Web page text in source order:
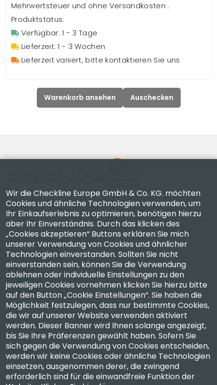
Mehrwertsteuer und ohne Versandkosten .
Produktstatus:
Verfügbar: 1 - 3 Tage
Lieferzeit: 1 - 3 Wochen
Lieferzeit variiert, bitte kontaktieren Sie uns
Warenkorb ansehen Auschecken
Checkline Europe GmbH & Co. KG. — Spezialisten für
Lieferung, Kalibrierung, Zertifizierung und Reparatur
hochpräziser Messgeräte.
Unternehmen
Konto
Kontakt
Wir die Checkline Europe GmbH & Co. KG. möchten
Cookies und ähnliche Technologien verwenden, um
Ihr Einkaufserlebnis zu optimieren, benötigen hierzu
aber Ihr Einverständnis. Durch das klicken des
„Cookies akzeptieren“ Buttons erklären Sie mich
unserer Verwendung von Cookies und ähnlicher
Technologien einverstanden. Sollten Sie nicht
einverstanden sein, können Sie die Verwendung
ablehnen oder individuelle Einstellungen zu den
jeweiligen Cookies vornehmen klicken Sie hierzu bitte
auf den Button „Cookie Einstellungen“. Sie haben die
Möglichkeit festzulegen, dass nur bestimmte Cookies,
die wir auf unserer Website verwenden aktiviert
werden. Dieser Banner wird Ihnen solange angezeigt,
bis Sie Ihre Präferenzen gewählt haben. Sofern Sie
sich gegen die Verwendung von Cookies entscheiden,
werden wir keine Cookies oder ähnliche Technologien
einsetzen, ausgenommen derer, die zwingend
erforderlich sind für die einwandfreie Funktion der